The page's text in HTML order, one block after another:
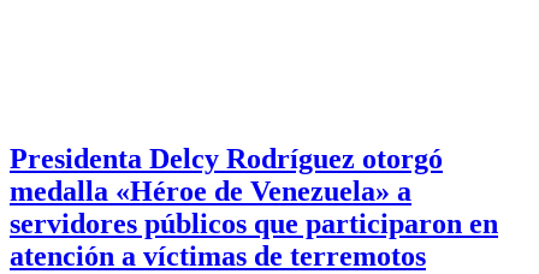
Presidenta Delcy Rodríguez otorgó
medalla «Héroe de Venezuela» a
servidores públicos que participaron en
atención a víctimas de terremotos